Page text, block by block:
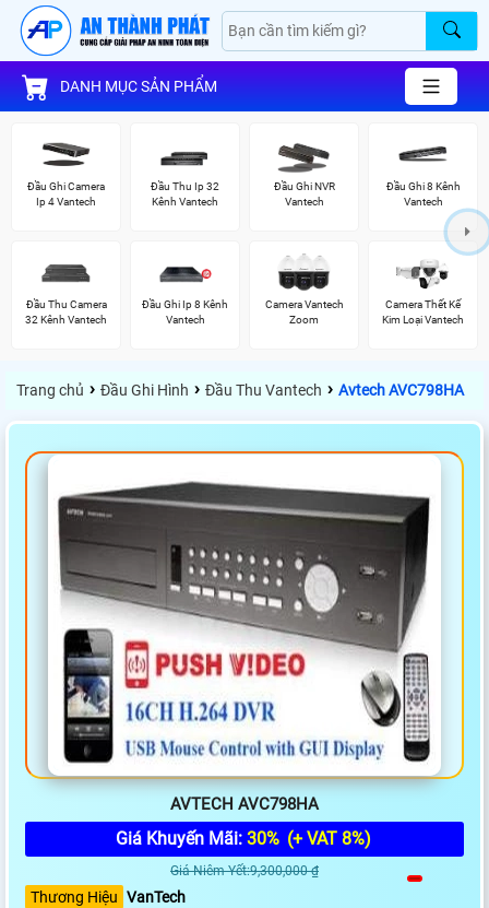
DANH MỤC SẢN PHẨM
Đầu Ghi Camera
Ip 4 Vantech
Đầu Thu Ip 32
Kênh Vantech
Đầu Ghi NVR
Vantech
Đầu Ghi 8 Kênh
Vantech
Đầu Thu Camera
32 Kênh Vantech
Đầu Ghi Ip 8 Kênh
Vantech
Camera Vantech
Zoom
Camera Thết Kế
Kim Loại Vantech
Trang chủ › Đầu Ghi Hình › Đầu Thu Vantech › Avtech AVC798HA
AVTECH AVC798HA
Giá Khuyến Mãi: 30% (+ VAT 8%)
Giá Niêm Yết:9,300,000 ₫
Thương Hiệu VanTech